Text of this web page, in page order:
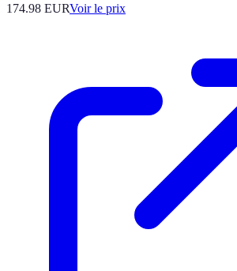
174.98 EURVoir le prix